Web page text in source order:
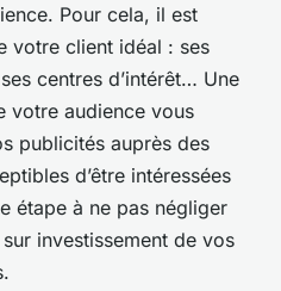
Pour cela, il est
votre client idéal : ses
centres d’intérêt… Une
votre audience vous
publicités auprès des
d’être intéressées
étape à ne pas négliger
investissement de vos